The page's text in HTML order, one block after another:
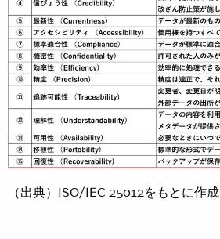
（出典）ISO/IEC 25012をもとに作成